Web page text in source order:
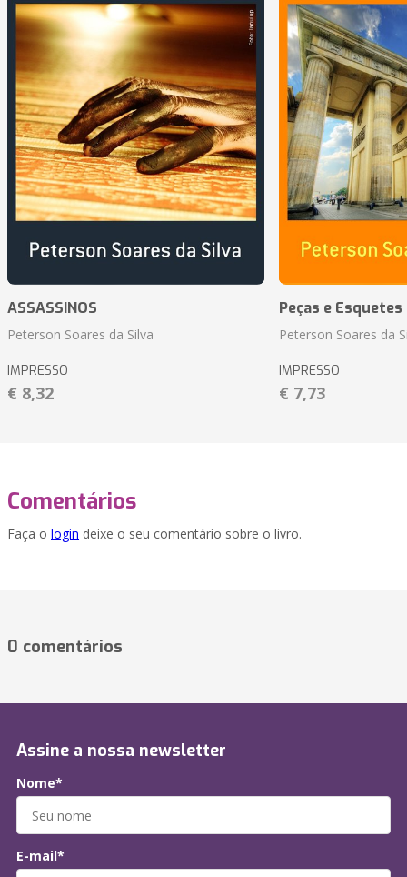
ASSASSINOS
Peterson Soares da Silva
IMPRESSO
€ 8,32
Peças e
Peterson Soares da
IMPRESSO
€ 7,73
Comentários
Faça o login deixe o seu comentário sobre o livro.
0 comentários
Assine a nossa newsletter
Nome*
E-mail*